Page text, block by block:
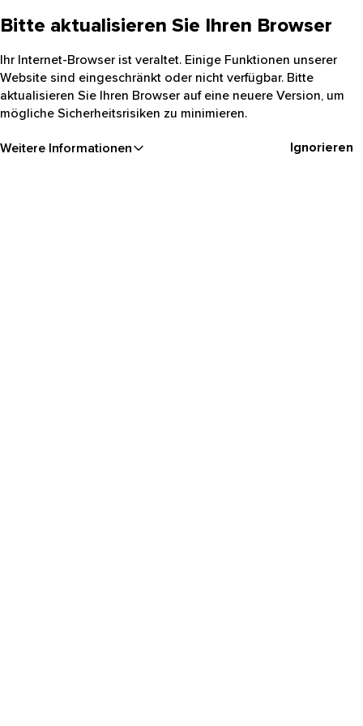
Bitte aktualisieren Sie Ihren Browser
Ihr Internet-Browser ist veraltet. Einige Funktionen unserer
Website sind eingeschränkt oder nicht verfügbar. Bitte
aktualisieren Sie Ihren Browser auf eine neuere Version, um
mögliche Sicherheitsrisiken zu minimieren.
Weitere Informationen Ignorieren